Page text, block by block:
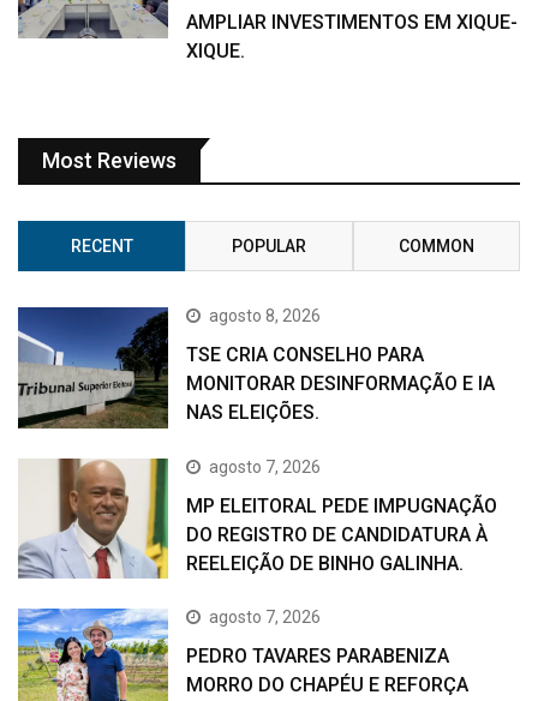
AMPLIAR INVESTIMENTOS EM XIQUE-
XIQUE.
Most Reviews
RECENT POPULAR COMMON
agosto 8, 2026
TSE CRIA CONSELHO PARA
MONITORAR DESINFORMAÇÃO E IA
NAS ELEIÇÕES.
agosto 7, 2026
MP ELEITORAL PEDE IMPUGNAÇÃO
DO REGISTRO DE CANDIDATURA À
REELEIÇÃO DE BINHO GALINHA.
agosto 7, 2026
PEDRO TAVARES PARABENIZA
MORRO DO CHAPÉU E REFORÇA